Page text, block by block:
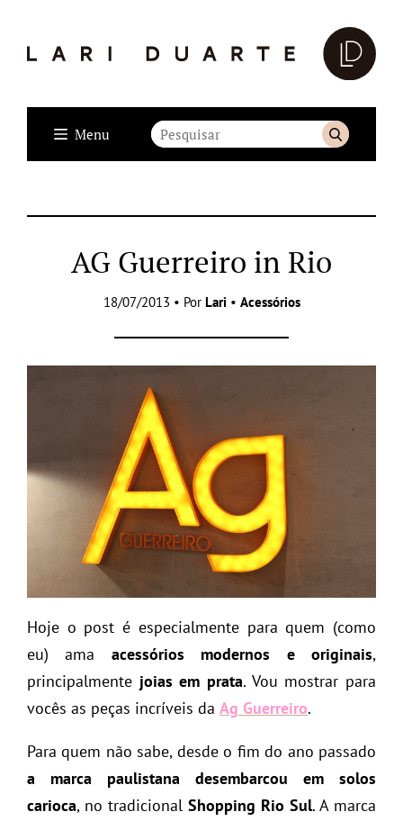
Menu
AG Guerreiro in Rio
18/07/2013 • Por Lari • Acessórios
Hoje o post é especialmente para quem (como
eu) ama acessórios modernos e originais,
principalmente joias em prata. Vou mostrar para
vocês as peças incríveis da Ag Guerreiro.
Para quem não sabe, desde o fim do ano passado
a marca paulistana desembarcou em solos
carioca, no tradicional Shopping Rio Sul. A marca